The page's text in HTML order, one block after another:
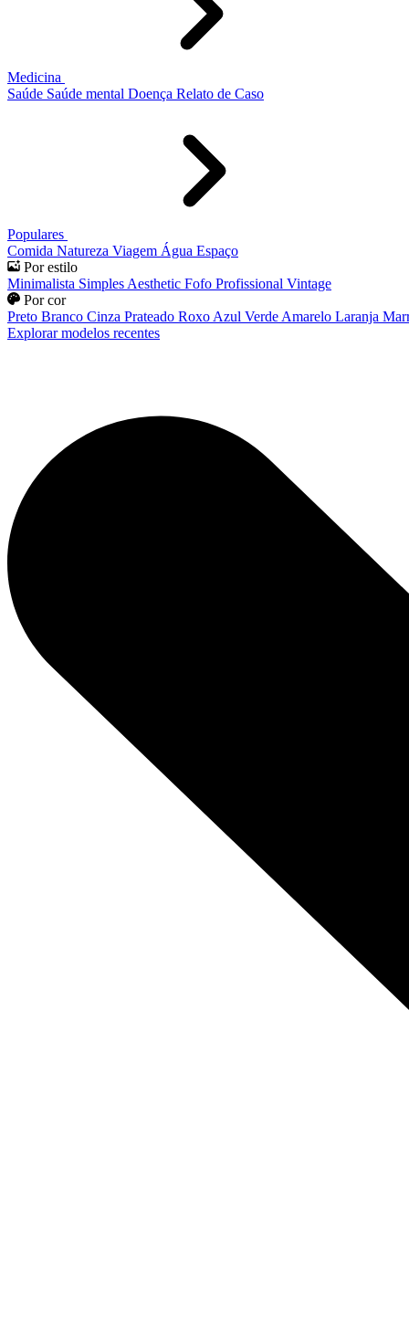
Medicina
Saúde Saúde mental Doença Relato de Caso
Populares
Comida Natureza Viagem Água Espaço
Por estilo
Minimalista Simples Aesthetic Fofo Profissional Vintage
Por cor
Preto Branco Cinza Prateado Roxo Azul Verde Amarelo Laranja
Explorar modelos recentes